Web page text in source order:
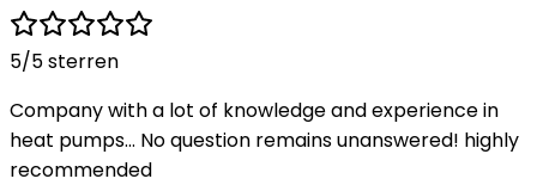
5/5 sterren
Company with a lot of knowledge and experience in
heat pumps... No question remains unanswered! highly
recommended